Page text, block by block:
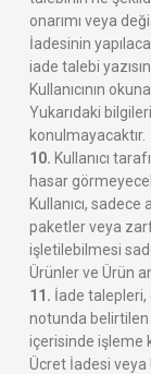
onarımı veya
İadesinin
iade talebi
Kullanıcının
Yukarıdaki
konulmayacaktır.
10. Kullanıcı
hasar
Kullanıcı,
paketler veya
işletilebilmesi
Ürünler ve Ürün
11. İade talepleri,
notunda belirtilen
içerisinde işleme
Ücret İadesi veya